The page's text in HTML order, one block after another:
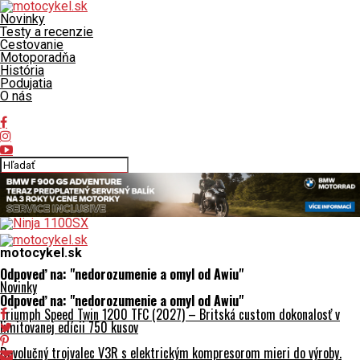
Novinky
Testy a recenzie
Cestovanie
Motoporadňa
História
Podujatia
O nás
motocykel.sk
Odpoveď na: "nedorozumenie a omyl od Awiu"
Novinky
Triumph Speed Twin 1200 TFC (2027) – Britská custom dokonalosť v
limitovanej edícii 750 kusov
Revolučný trojvalec V3R s elektrickým kompresorom mieri do výroby.
Odpoveď na: "nedorozumenie a omyl od Awiu"